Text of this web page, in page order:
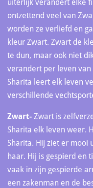
uiterlijk verandert elke
ontzettend veel van
worden ze verliefd en
kleur Zwart. Zwart de
te dun, maar ook niet
verandert per leven
Sharita leert elk leven
verschillende
Zwart- Zwart is
Sharita elk leven weer.
Sharita. Hij ziet er mooi
haar. Hij is gespierd en
vaak in zijn gespierde
een zakenman en de